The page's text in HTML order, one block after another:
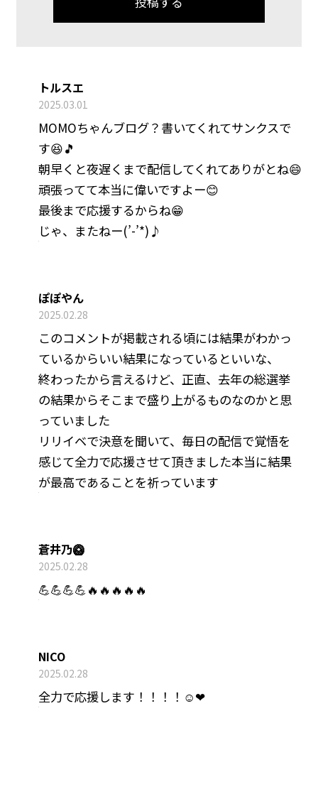
トルスエ
2025.03.01
MOMOちゃんブログ？書いてくれてサンクスで
す😆🎵
朝早くと夜遅くまで配信してくれてありがとね😄
頑張ってて本当に偉いですよー😊
最後まで応援するからね😁
じゃ、またねー(’-’*)♪
ぽぽやん
2025.02.28
このコメントが掲載される頃には結果がわかっ
ているからいい結果になっているといいな、
終わったから言えるけど、正直、去年の総選挙
の結果からそこまで盛り上がるものなのかと思
っていました
リリイベで決意を聞いて、毎日の配信で覚悟を
感じて全力で応援させて頂きました本当に結果
が最高であることを祈っています
蒼井乃🥝
2025.02.28
💪💪💪💪🔥🔥🔥🔥🔥
NICO
2025.02.28
全力で応援します！！！！☺︎❤︎